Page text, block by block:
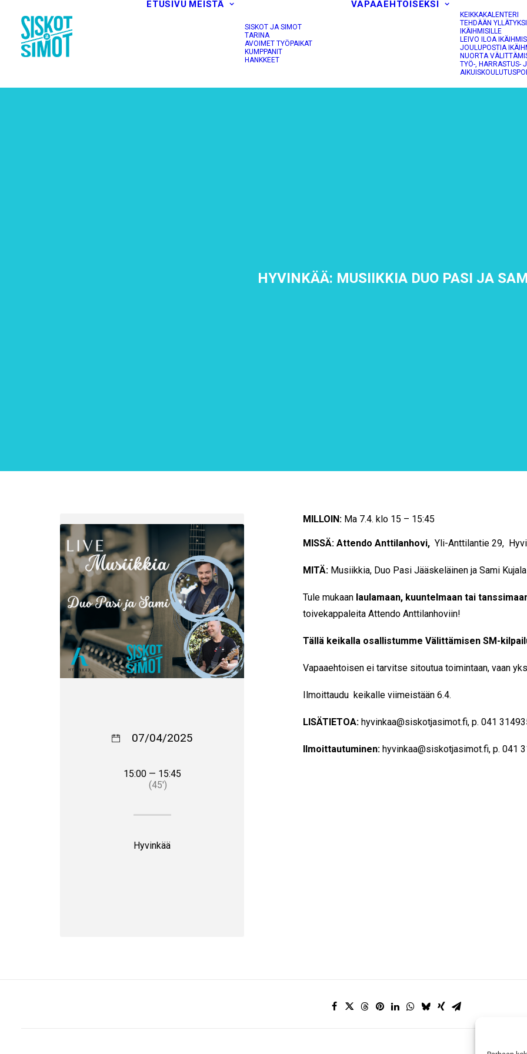
ETUSIVU MEISTÄ
SISKOT JA SIMOT
TARINA
AVOIMET TYÖPAIKAT
KUMPPANIT
HANKKEET
VAPAAEHTOISEKSI
KEIKKAKALENTERI
TEHDÄÄN
IKÄIHMISILLE
LEIVO ILOA
JOULUPOSTIA
NUORTA
TYÖ-, HARRASTUS-
HYVINKÄÄ: MUSIIKKIA DUO PASI JA
MILLOIN: Ma 7.4. klo 15 – 15:45
MISSÄ: Attendo Anttilanhovi, Yli-Anttilantie 29,
MITÄ: Musiikkia, Duo Pasi Jääskeläinen ja Sami Kujala
Tule mukaan laulamaan, kuuntelmaan tai
toivekappaleita Attendo Anttilanhoviin!
Tällä keikalla osallistumme Välittämisen SM-
Vapaaehtoisen ei tarvitse sitoutua toimintaan, vaan
Ilmoittaudu keikalle viimeistään 6.4.
LISÄTIETOA:hyvinkaa@siskotjasimot.fi, p. 041
Ilmoittautuminen:hyvinkaa@siskotjasimot.fi, p. 041
07/04/2025
15:00 — 15:45
(45′)
Hyvinkää